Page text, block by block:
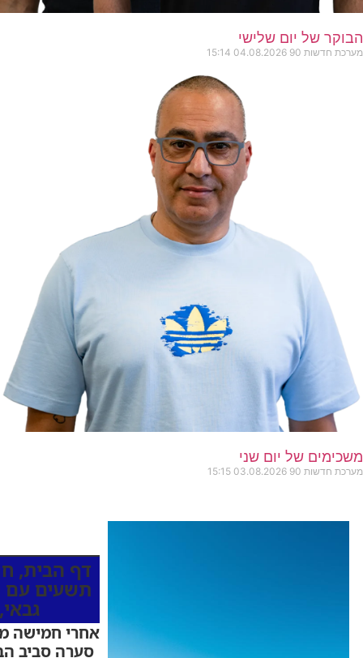
הבוקר של יום שלישי
מערכת חדשות 90 04.08.2026
15:14
משכימים של יום שני
מערכת חדשות 90 03.08.2026
15:15
דף הבית,
תשעים עם
גבאי
אחרי חמישה
סערה סביב